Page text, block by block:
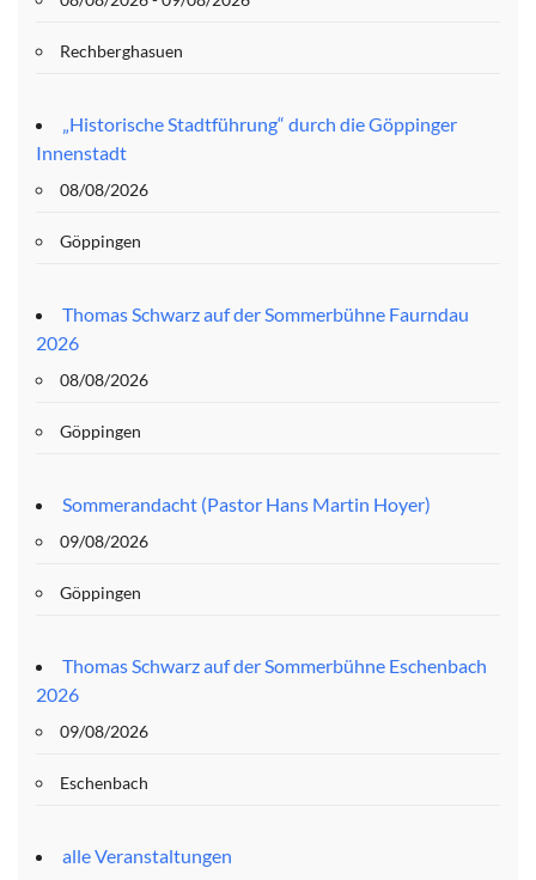
Rechberghasuen
„Historische Stadtführung“ durch die Göppinger
Innenstadt
08/08/2026
Göppingen
Thomas Schwarz auf der Sommerbühne Faurndau
2026
08/08/2026
Göppingen
Sommerandacht (Pastor Hans Martin Hoyer)
09/08/2026
Göppingen
Thomas Schwarz auf der Sommerbühne Eschenbach
2026
09/08/2026
Eschenbach
alle Veranstaltungen